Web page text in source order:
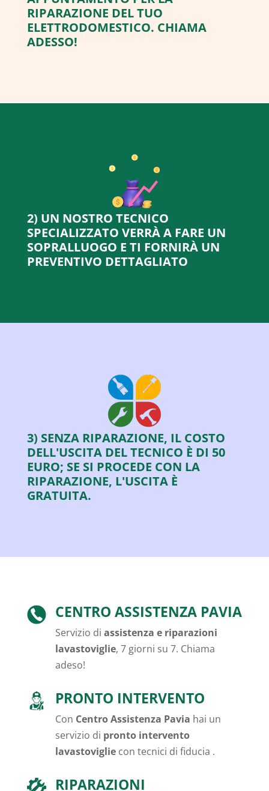
RIPARAZIONE DEL TUO
ELETTRODOMESTICO. CHIAMA
ADESSO!
2) UN NOSTRO TECNICO
SPECIALIZZATO VERRÀ A FARE UN
SOPRALLUOGO E TI FORNIRÀ UN
PREVENTIVO DETTAGLIATO
3) SENZA RIPARAZIONE, IL COSTO
DELL'USCITA DEL TECNICO È DI 50
EURO; SE SI PROCEDE CON LA
RIPARAZIONE, L'USCITA È
GRATUITA.
CENTRO ASSISTENZA PAVIA
Servizio di assistenza e riparazioni
lavastoviglie, 7 giorni su 7. Chiama
adeso!
PRONTO INTERVENTO
Con Centro Assistenza Pavia hai un
servizio di pronto intervento
lavastovigliecon tecnici di fiducia .
RIPARAZIONI